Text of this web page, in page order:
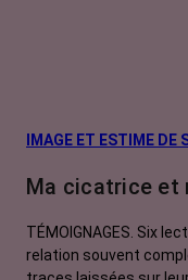
IMAGE ET ESTIME DE
Ma cicatrice et
TÉMOIGNAGES. Six
relation souvent